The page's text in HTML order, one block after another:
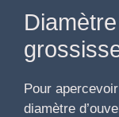
Pour
diamètre